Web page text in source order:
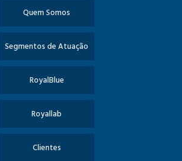
Quem Somos
Segmentos de Atuação
RoyalBlue
Royallab
Clientes